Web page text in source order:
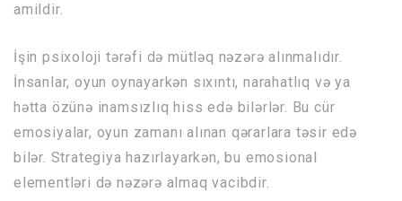
amildir.
İşin psixoloji tərəfi də mütləq nəzərə alınmalıdır.
İnsanlar, oyun oynayarkən sıxıntı, narahatlıq və ya
hətta özünə inamsızlıq hiss edə bilərlər. Bu cür
emosiyalar, oyun zamanı alınan qərarlara təsir edə
bilər. Strategiya hazırlayarkən, bu emosional
elementləri də nəzərə almaq vacibdir.